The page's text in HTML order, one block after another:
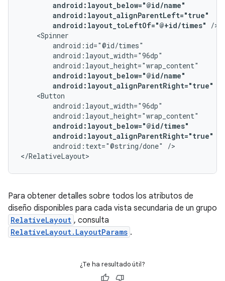
android:layout_below="@id/name"
android:layout_alignParentLeft="true"
android:layout_toLeftOf="@+id/times"
android:layout_below="@id/name"
android:layout_alignParentRight="true"
android:layout_below="@id/times"
android:layout_alignParentRight="true"
android:text="@string/done"
/>
</RelativeLayout>
Para obtener detalles sobre todos los atributos de
diseño disponibles para cada vista secundaria de un grupo
RelativeLayout , consulta
RelativeLayout.LayoutParams .
¿Te ha resultado útil?